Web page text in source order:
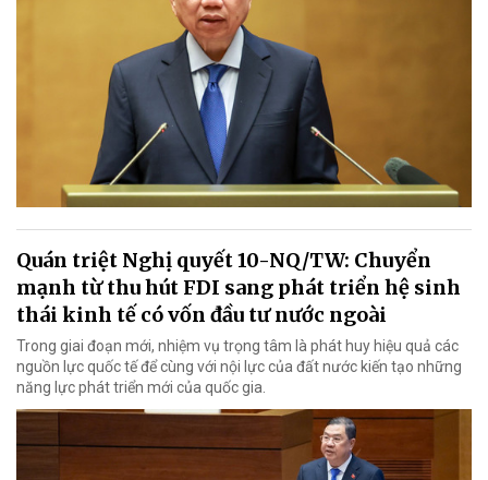
Quán triệt Nghị quyết 10-NQ/TW: Chuyển
mạnh từ thu hút FDI sang phát triển hệ sinh
thái kinh tế có vốn đầu tư nước ngoài
Trong giai đoạn mới, nhiệm vụ trọng tâm là phát huy hiệu quả các
nguồn lực quốc tế để cùng với nội lực của đất nước kiến tạo những
năng lực phát triển mới của quốc gia.